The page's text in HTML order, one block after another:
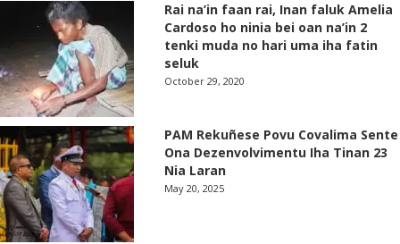
Rai na’in faan rai, Inan faluk Amelia
Cardoso ho ninia bei oan na’in 2
tenki muda no hari uma iha fatin
seluk
October 29, 2020
PAM Rekuñese Povu Covalima Sente
Ona Dezenvolvimentu Iha Tinan 23
Nia Laran
May 20, 2025